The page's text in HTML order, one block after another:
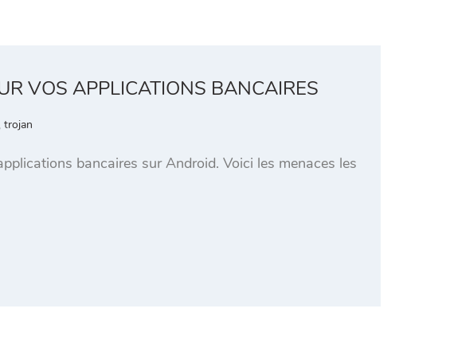
VOS APPLICATIONS BANCAIRES
, trojan
bancaires sur Android. Voici les menaces les